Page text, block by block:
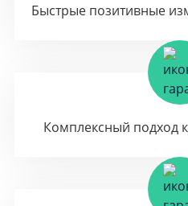
Быстрые позитивные
Комплексный подход